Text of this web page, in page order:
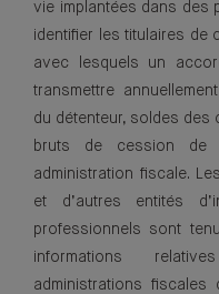
vie implantées dans des
identifier les titulaires de
avec lesquels un
transmettre
du détenteur, soldes des
bruts de cession de
administration fiscale.
et d’autres entités
professionnels sont
informations
administrations fiscales